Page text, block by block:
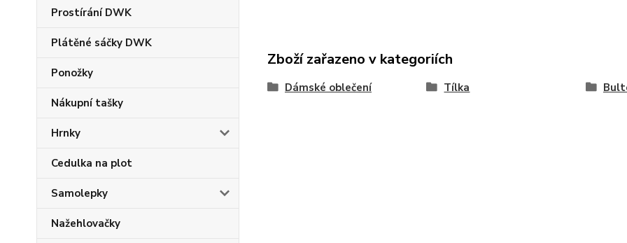
Prostírání DWK
Plátěné sáčky DWK
Ponožky
Nákupní tašky
Hrnky
Cedulka na plot
Samolepky
Nažehlovačky
Zboží zařazeno v kategoriích
Dámské oblečení Tílka